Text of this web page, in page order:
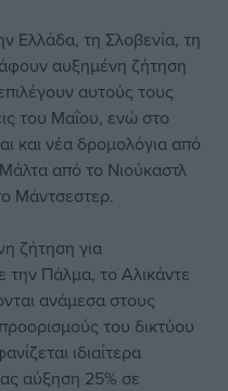
Ελλάδα, τη Σλοβενία, τη
αυξημένη ζήτηση
αυτούς τους
του Μαΐου, ενώ στο
και νέα δρομολόγια από
από το Νιούκαστλ
Μάντσεστερ.
ζήτηση για
την Πάλμα, το Αλικάντε
ανάμεσα στους
του δικτύου
ιδιαίτερα
αύξηση 25% σε